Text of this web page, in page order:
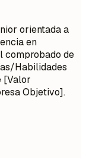
orientada a
en
comprobado de
Habilidades
[Valor
Objetivo].